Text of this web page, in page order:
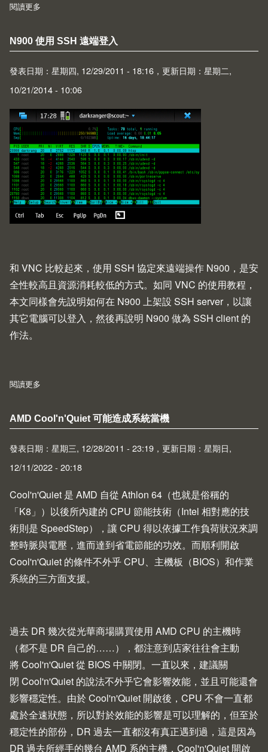
閱讀更多
N900 使用 SSH 遠端登入
發表日期：星期四, 12/29/2011 - 18:16，更新日期：星期二,
10/21/2014 - 10:06
和 VNC 比較起來，使用 SSH 協定來遠端操作 N900 ，是安
全性較高且資源消耗較低的方式。如同 VNC 的使用教程，
本文同樣會先說明如何在 N900 上架設 SSH server，以讓
其它電腦可以登入，然後再說明 N900 做為 SSH client 的
作法。
閱讀更多
AMD Cool'n'Quiet 可能造成系統當機
發表日期：星期三, 12/28/2011 - 23:19，更新日期：星期日,
12/11/2022 - 20:18
Cool'n'Quiet 是 AMD 自從 Athlon 64（也就是俗稱的
「K8」）以後所內建的 CPU 節能技術（Intel 相對應的技
術則是 SpeedStep），讓 CPU 得以依據工作負荷狀況來調
整時脈與電壓，進而達到省電節能的功效。而順利開啟
Cool'n'Quiet 的條件不外乎 CPU、主機板（BIOS）和作業
系統的三方面支援。
過去 DR 幾次從光華商場購買使用 AMD CPU 的主機時
（都不是 DR 自己的……），都注意到店家往往會主動
將 Cool'n'Quiet 從 BIOS 中關閉。一直以來，建議關
閉 Cool'n'Quiet 的說法不外乎它會影響效能，並且可能還會
影響穩定性。由於 Cool'n'Quiet 開啟後，CPU 不會一直都
處於全速狀態，所以對於效能的影響是可以理解的，但至於
穩定性的部份，DR 過去一直都沒有真正遇到過，這是因為
DR 過去所經手的幾台 AMD 系的主機，Cool'n'Quiet 開啟